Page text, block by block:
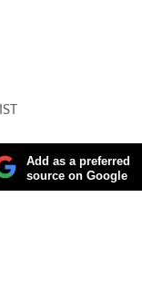
IST
Add as a preferred
source on Google